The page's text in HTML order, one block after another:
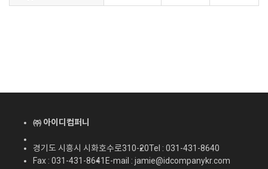
㈜ 아이디컴퍼니
경기도 시흥시 시화호수로310-20Tel : 031-431-8640
Fax : 031-431-8641 E-mail : jamie@idcompanykr.com